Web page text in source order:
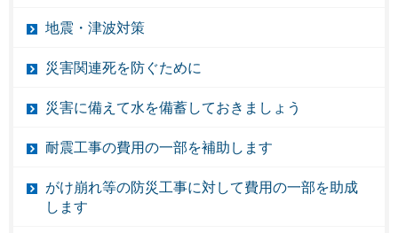
地震・津波対策
災害関連死を防ぐために
災害に備えて水を備蓄しておきましょう
耐震工事の費用の一部を補助します
がけ崩れ等の防災工事に対して費用の一部を助成
します